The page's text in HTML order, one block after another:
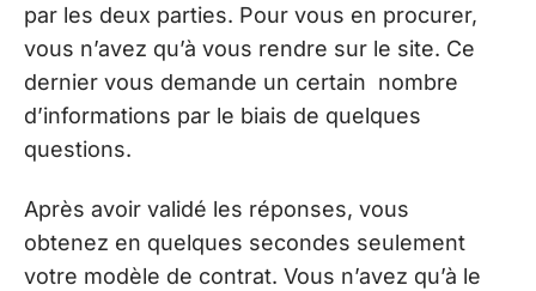
par les deux parties. Pour vous en procurer,
vous n’avez qu’à vous rendre sur le site. Ce
dernier vous demande un certain nombre
d’informations par le biais de quelques
questions.
Après avoir validé les réponses, vous
obtenez en quelques secondes seulement
votre modèle de contrat. Vous n’avez qu’à le